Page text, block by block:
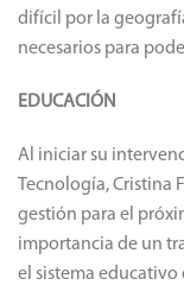
difícil por la
necesarios para
EDUCACIÓN
Al iniciar su
Tecnología, Cristina
gestión para el
importancia de un
el sistema